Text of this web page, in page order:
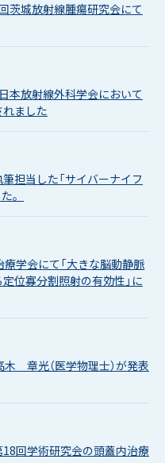
茨城放射線腫瘍研究会にて
本放射線外科学会において
ました
担当した「サイバーナイフ
。
学会にて「大きな脳動静脈
位寡分割照射の有効性」に
章光（医学物理士）が発表
回学術研究会の頭蓋内治療